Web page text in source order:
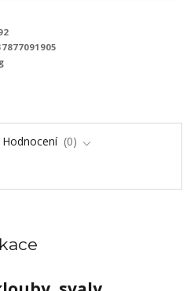
Hodnocení
0